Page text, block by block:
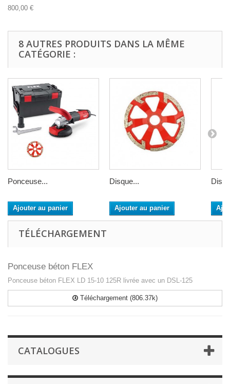
800,00 €
8 AUTRES PRODUITS DANS LA MÊME
CATÉGORIE :
Ponceuse...
Ajouter au panier
Disque...
Ajouter au panier
TÉLÉCHARGEMENT
Ponceuse béton FLEX
Ponceuse béton FLEX LD 15-10 125R livrée avec un DSL-125
Téléchargement (806.37k)
CATALOGUES